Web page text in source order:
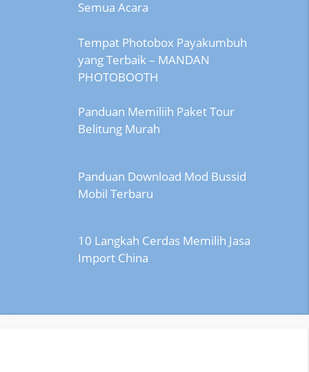
Semua Acara
Tempat Photobox Payakumbuh
yang Terbaik – MANDAN
PHOTOBOOTH
Panduan Memiliih Paket Tour
Belitung Murah
Panduan Download Mod Bussid
Mobil Terbaru
10 Langkah Cerdas Memilih Jasa
Import China